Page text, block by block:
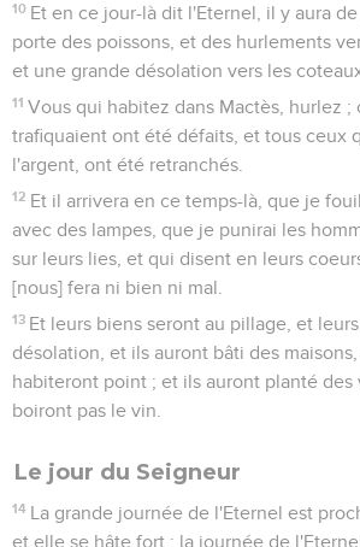
10 Et en ce jour-là dit l'Eternel, il y aura
porte des poissons, et des hurlements
et une grande désolation vers les
11 Vous qui habitez dans Mactès, hurlez ;
trafiquaient ont été défaits, et tous ceux
l'argent, ont été retranchés.
12 Et il arrivera en ce temps-là, que je
avec des lampes, que je punirai les
sur leurs lies, et qui disent en leurs
[nous] fera ni bien ni mal.
13 Et leurs biens seront au pillage, et
désolation, et ils auront bâti des
habiteront point ; et ils auront planté des
boiront pas le vin.
Le jour du Seigneur
14 La grande journée de l'Eternel est
et elle se hâte fort ; la journée de